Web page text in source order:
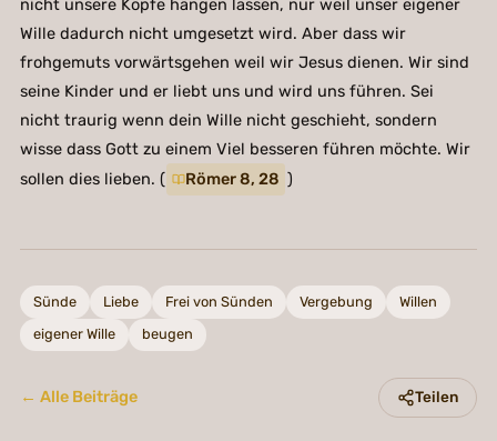
nicht unsere Köpfe hängen lassen, nur weil unser eigener
Wille dadurch nicht umgesetzt wird. Aber dass wir
frohgemuts vorwärtsgehen weil wir Jesus dienen. Wir sind
seine Kinder und er liebt uns und wird uns führen. Sei
nicht traurig wenn dein Wille nicht geschieht, sondern
wisse dass Gott zu einem Viel besseren führen möchte. Wir
sollen dies lieben. (
Römer 8, 28 )
Sünde Liebe Frei von Sünden Vergebung
Willen
eigener Wille
beugen
← Alle Beiträge Teilen